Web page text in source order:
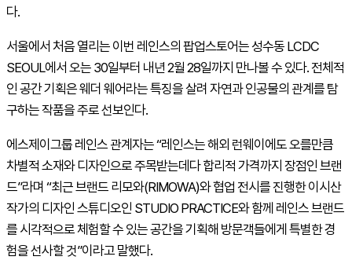
다.
서울에서 처음 열리는 이번 레인스의 팝업스토어는 성수동 LCDC
SEOUL에서 오는 30일부터 내년 2월 28일까지 만나볼 수 있다.전체적
인 공간 기획은 웨더 웨어라는 특징을 살려 자연과 인공물의 관계를 탐
구하는 작품을 주로 선보인다.
에스제이그룹 레인스 관계자는“레인스는 해외 런웨이에도 오를만큼
차별적 소재와 디자인으로 주목받는데다 합리적 가격까지 장점인 브랜
드”라며 “최근 브랜드 리모와(RIMOWA)와 협업 전시를 진행한 이시산
작가의 디자인 스튜디오인 STUDIO PRACTICE와 함께 레인스 브랜드
를 시각적으로 체험할 수 있는 공간을 기획해 방문객들에게 특별한 경
험을 선사할 것”이라고 말했다.